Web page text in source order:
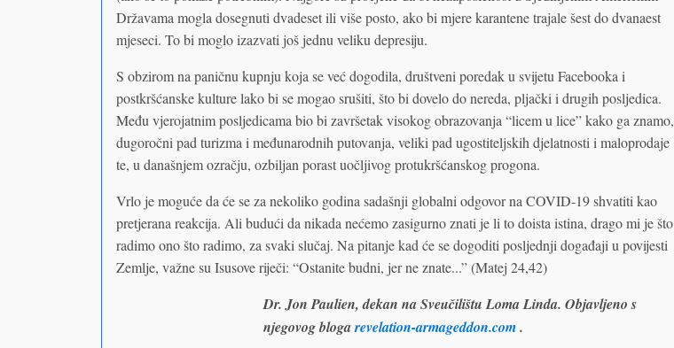
Državama mogla dosegnuti dvadeset ili više posto, ako bi mjere karantene trajale šest do dvanaest
mjeseci. To bi moglo izazvati još jednu veliku depresiju.
S obzirom na paničnu kupnju koja se već dogodila, društveni poredak u svijetu Facebooka i
postkršćanske kulture lako bi se mogao srušiti, što bi dovelo do nereda, pljački i drugih posljedica.
Među vjerojatnim posljedicama bio bi završetak visokog obrazovanja “licem u lice” kako ga znamo,
dugoročni pad turizma i međunarodnih putovanja, veliki pad ugostiteljskih djelatnosti i maloprodaje
te, u današnjem ozračju, ozbiljan porast uočljivog protukršćanskog progona.
Vrlo je moguće da će se za nekoliko godina sadašnji globalni odgovor na COVID-19 shvatiti kao
pretjerana reakcija. Ali budući da nikada nećemo zasigurno znati je li to doista istina, drago mi je što
radimo ono što radimo, za svaki slučaj. Na pitanje kad će se dogoditi posljednji događaji u povijesti
Zemlje, važne su Isusove riječi: “Ostanite budni, jer ne znate...” (Matej 24,42)
Dr. Jon Paulien, dekan na Sveučilištu Loma Linda. Objavljeno s
njegovog blogarevelation-armageddon.com.